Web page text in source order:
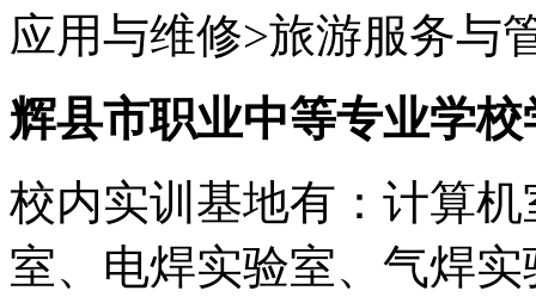
应用与维修>旅游服务与
辉县市职业中等专业学
校内实训基地有：计算
室、电焊实验室、气焊